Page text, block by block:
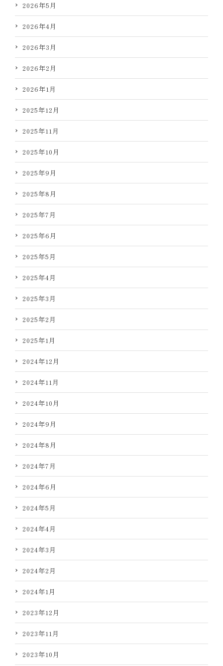
2026年5月
2026年4月
2026年3月
2026年2月
2026年1月
2025年12月
2025年11月
2025年10月
2025年9月
2025年8月
2025年7月
2025年6月
2025年5月
2025年4月
2025年3月
2025年2月
2025年1月
2024年12月
2024年11月
2024年10月
2024年9月
2024年8月
2024年7月
2024年6月
2024年5月
2024年4月
2024年3月
2024年2月
2024年1月
2023年12月
2023年11月
2023年10月